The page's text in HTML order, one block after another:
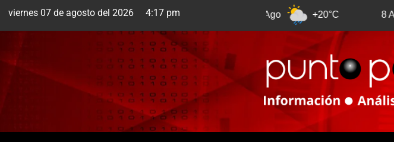
viernes 07 de agosto del 2026 4:17 pm
Cuernavaca +20°C